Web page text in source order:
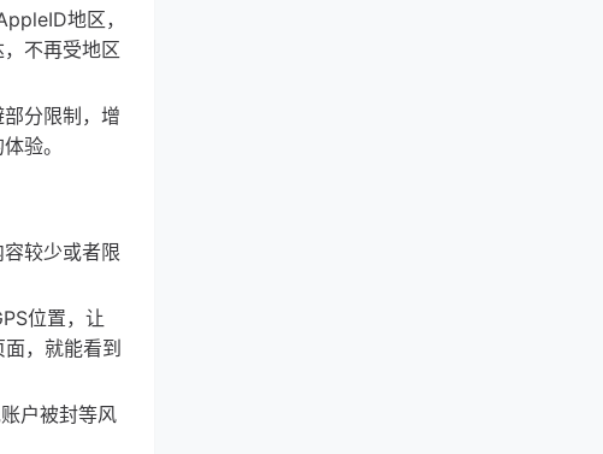
地区，
不再受地区
分限制，增
验。
较少或者限
位置，让
，就能看到
户被封等风